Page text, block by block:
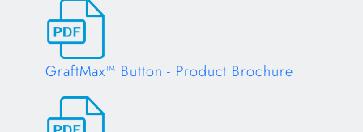
GraftMax™ Button - Product Brochure
Opens in a new tab